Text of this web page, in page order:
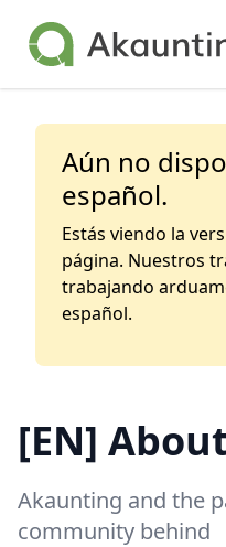
Akaunting
Aún no
español.
Estás viendo la
página. Nuestros
trabajando
español.
[EN]
Akaunting and the
community behind